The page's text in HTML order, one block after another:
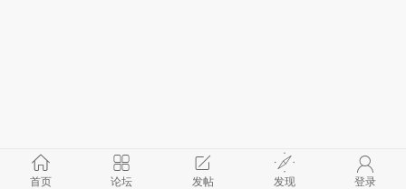
首页 论坛 发帖 发现 登录